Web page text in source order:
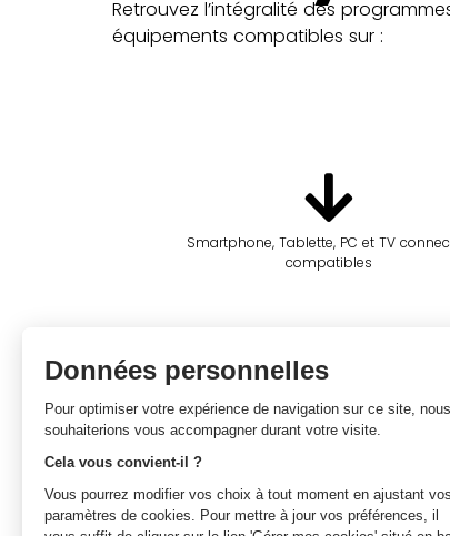
Retrouvez l’intégralité des
équipements compatibles sur :
Smartphone, Tablette, PC et TV
compatibles
*Disney+ : Option mensuelle sans
Accès à DISNEY+ via